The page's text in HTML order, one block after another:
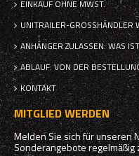
EINKAUF OHNE MWST.
UNITRAILER-GROSSHÄNDLER
ANHÄNGER ZULASSEN: WAS
ABLAUF: VON DER
KONTAKT
MITGLIED WERDEN
Melden Sie sich für unseren
Sonderangebote regelmäßig